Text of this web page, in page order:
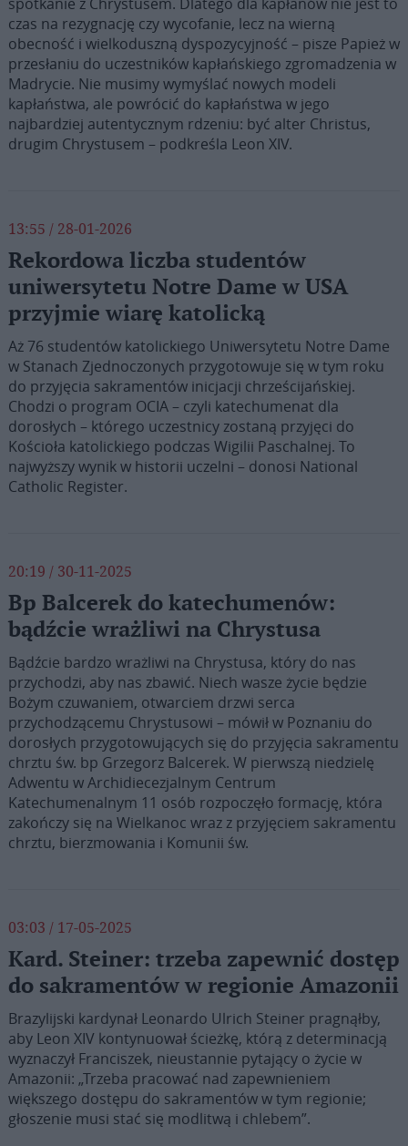
czas na rezygnację czy wycofanie, lecz na wierną
obecność i wielkoduszną dyspozycyjność – pisze Papież w
przesłaniu do uczestników kapłańskiego zgromadzenia w
Madrycie. Nie musimy wymyślać nowych modeli
kapłaństwa, ale powrócić do kapłaństwa w jego
najbardziej autentycznym rdzeniu: być alter Christus,
drugim Chrystusem – podkreśla Leon XIV.
13:55 / 28-01-2026
Rekordowa liczba studentów
uniwersytetu Notre Dame w USA
przyjmie wiarę katolicką
Aż 76 studentów katolickiego Uniwersytetu Notre Dame
w Stanach Zjednoczonych przygotowuje się w tym roku
do przyjęcia sakramentów inicjacji chrześcijańskiej.
Chodzi o program OCIA – czyli katechumenat dla
dorosłych – którego uczestnicy zostaną przyjęci do
Kościoła katolickiego podczas Wigilii Paschalnej. To
najwyższy wynik w historii uczelni – donosi National
Catholic Register.
20:19 / 30-11-2025
Bp Balcerek do katechumenów:
bądźcie wrażliwi na Chrystusa
Bądźcie bardzo wrażliwi na Chrystusa, który do nas
przychodzi, aby nas zbawić. Niech wasze życie będzie
Bożym czuwaniem, otwarciem drzwi serca
przychodzącemu Chrystusowi – mówił w Poznaniu do
dorosłych przygotowujących się do przyjęcia sakramentu
chrztu św. bp Grzegorz Balcerek. W pierwszą niedzielę
Adwentu w Archidiecezjalnym Centrum
Katechumenalnym 11 osób rozpoczęło formację, która
zakończy się na Wielkanoc wraz z przyjęciem sakramentu
chrztu, bierzmowania i Komunii św.
03:03 / 17-05-2025
Kard. Steiner: trzeba zapewnić dostęp
do sakramentów w regionie Amazonii
Brazylijski kardynał Leonardo Ulrich Steiner pragnąłby,
aby Leon XIV kontynuował ścieżkę, którą z determinacją
wyznaczył Franciszek, nieustannie pytający o życie w
Amazonii: „Trzeba pracować nad zapewnieniem
większego dostępu do sakramentów w tym regionie;
głoszenie musi stać się modlitwą i chlebem”.